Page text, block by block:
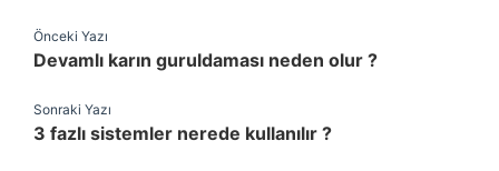
Önceki Yazı
Devamlı karın guruldaması neden olur ?
Sonraki Yazı
3 fazlı sistemler nerede kullanılır ?